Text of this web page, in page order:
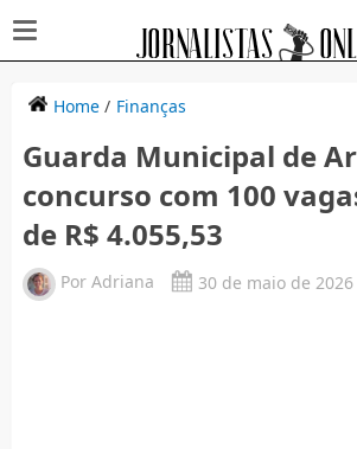
Home/ Finanças
Guarda Municipal de
concurso com 100
de R$ 4.055,53
Por Adriana 30 de maio de 2026